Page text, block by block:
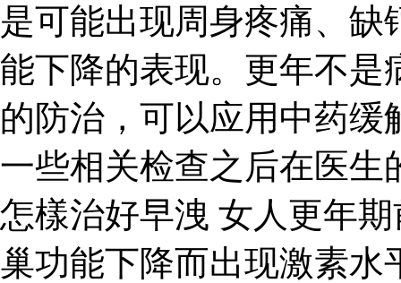
是可能出现周身疼痛、
能下降的表现。更年不是
的防治，可以应用中药
一些相关检查之后在医生
怎樣治好早洩 女人更年
巢功能下降而出现激素水